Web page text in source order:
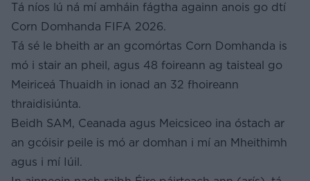
Tá níos lú ná mí amháin fágtha againn anois go dtí
Corn Domhanda FIFA 2026.
Tá sé le bheith ar an gcomórtas Corn Domhanda is
mó i stair an pheil, agus 48 foireann ag taisteal go
Meiriceá Thuaidh in ionad an 32 fhoireann
thraidisiúnta.
Beidh SAM, Ceanada agus Meicsiceo ina óstach ar
an gcóisir peile is mó ar domhan i mí an Mheithimh
agus i mí Iúil.